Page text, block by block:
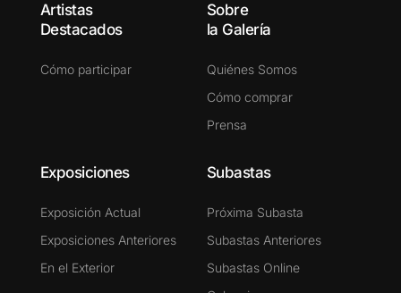
Artistas
Destacados
Cómo participar
Sobre
la Galería
Quiénes Somos
Cómo comprar
Prensa
Exposiciones
Exposición Actual
Exposiciones Anteriores
En el Exterior
Subastas
Próxima Subasta
Subastas Anteriores
Subastas Online